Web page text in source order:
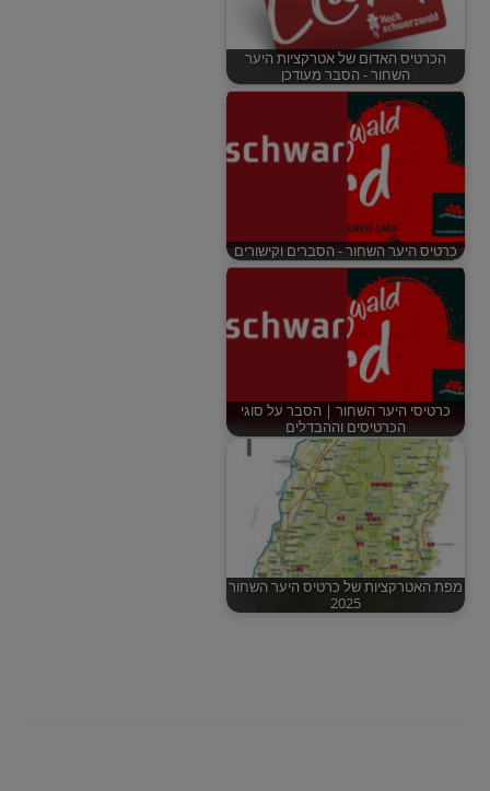
הכרטיס האדום של אטרקציות היער
השחור - הסבר מעודכן
כרטיס היער השחור - הסברים וקישורים
כרטיסי היער השחור | הסבר על סוגי
הכרטיסים וההבדלים
מפת האטרקציות של כרטיס היער השחור
2025